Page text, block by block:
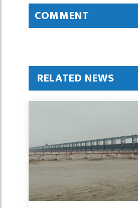
COMMENT
RELATED NEWS